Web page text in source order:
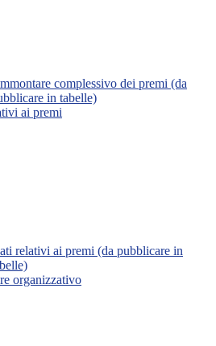
complessivo dei premi (da
in tabelle)
ai premi
relativi ai premi (da pubblicare in
organizzativo